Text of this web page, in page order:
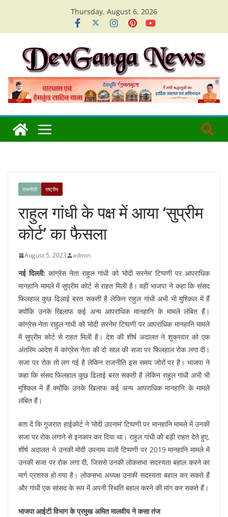
content
Thursday, August 6, 2026
राजनीती राष्ट्रीय
राहुल गांधी के पक्ष में आया ‘सुप्रीम
कोर्ट’ का फैसला
August 5, 2023 admin
नई दिल्ली: कांग्रेस नेता राहुल गांधी को ‘मोदी सरनेम’ टिप्पणी पर आपराधिक
मानहानि मामले में सुप्रीम कोर्ट से राहत मिली है। वहीं भाजपा ने कहा कि संसद
फिलहाल कुछ ढिलाई बरत सकती है लेकिन राहुल गांधी अभी भी मुश्किल में हैं
क्योंकि उनके खिलाफ कई अन्य आपराधिक मानहानि के मामले लंबित हैं।
कांग्रेस नेता राहुल गांधी को ‘मोदी सरनेम’ टिप्पणी पर आपराधिक मानहानि मामले
में सुप्रीम कोर्ट से राहत मिली है। देश की शीर्ष अदालत ने शुक्रवार को एक
अंतरिम आदेश में कांग्रेस नेता की दो साल की सजा पर फिलहाल रोक लगा दी।
सजा पर रोक तो लग गई है लेकिन राजनीति इस समय जोरों पर है। भाजपा ने
कहा कि संसद फिलहाल कुछ ढिलाई बरत सकती है लेकिन राहुल गांधी अभी भी
मुश्किल में हैं क्योंकि उनके खिलाफ कई अन्य आपराधिक मानहानि के मामले
लंबित हैं।
बता दें कि गुजरात हाईकोर्ट ने ‘मोदी उपनाम’ टिप्पणी पर मानहानि मामले में उनकी
सजा पर रोक लगाने से इनकार कर दिया था। राहुल गांधी को बड़ी राहत देते हुए,
शीर्ष अदालत ने उनकी मोदी उपनाम वाली टिप्पणी पर 2019 मानहानि मामले में
उनकी सजा पर रोक लगा दी, जिससे उनकी लोकसभा सदस्यता बहाल करने का
मार्ग प्रशस्त हो गया है। लोकसभा अध्यक्ष उनकी सदस्यता बहाल कर सकते हैं
और गांधी एक सांसद के रूप में अपनी स्थिति बहाल करने की मांग कर सकते हैं।
भाजपा आईटी विभाग के प्रमुख अमित मालवीय ने कसा तंज